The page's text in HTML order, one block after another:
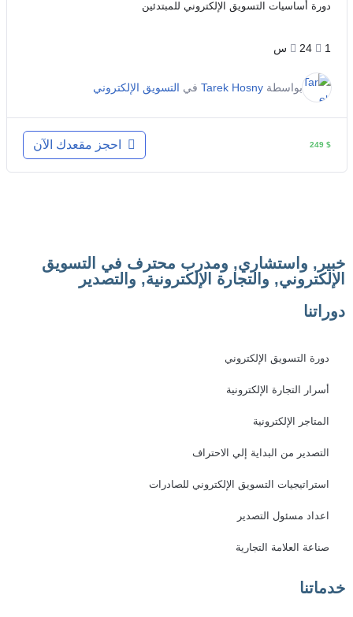
دورة أساسيات التسويق الإلكتروني للمبتدئين
1 24س
بواسطةTarek Hosny في التسويق الإلكتروني
249 $ احجز مقعدك الآن
خبير, واستشاري, ومدرب محترف في التسويق
الإلكتروني, والتجارة الإلكترونية, والتصدير
دوراتنا
دورة التسويق الإلكتروني
أسرار التجارة الإلكترونية
المتاجر الإلكترونية
التصدير من البداية إلي الاحتراف
استراتيجيات التسويق الإلكتروني للصادرات
اعداد مسئول التصدير
صناعة العلامة التجارية
خدماتنا